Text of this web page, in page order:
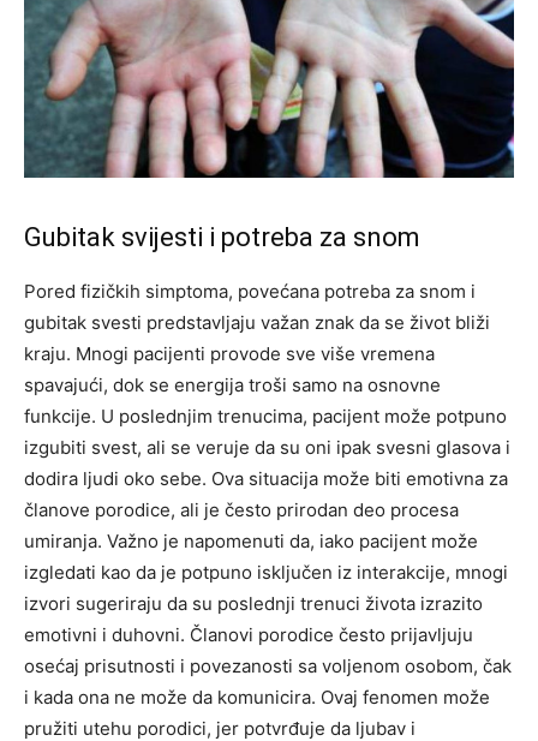
Gubitak svijesti i potreba za snom
Pored fizičkih simptoma, povećana potreba za snom i
gubitak svesti predstavljaju važan znak da se život bliži
kraju. Mnogi pacijenti provode sve više vremena
spavajući, dok se energija troši samo na osnovne
funkcije. U poslednjim trenucima, pacijent može potpuno
izgubiti svest, ali se veruje da su oni ipak svesni glasova i
dodira ljudi oko sebe. Ova situacija može biti emotivna za
članove porodice, ali je često prirodan deo procesa
umiranja. Važno je napomenuti da, iako pacijent može
izgledati kao da je potpuno isključen iz interakcije, mnogi
izvori sugeriraju da su poslednji trenuci života izrazito
emotivni i duhovni. Članovi porodice često prijavljuju
osećaj prisutnosti i povezanosti sa voljenom osobom, čak
i kada ona ne može da komunicira. Ovaj fenomen može
pružiti utehu porodici, jer potvrđuje da ljubav i